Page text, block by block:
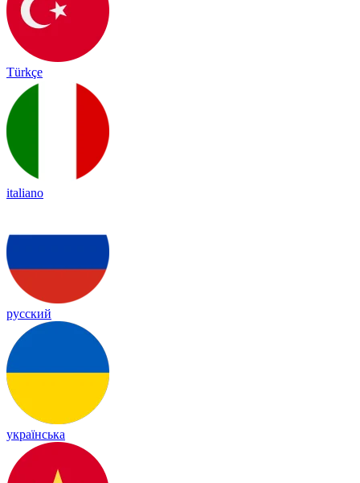
Türkçe
italiano
русский
українська